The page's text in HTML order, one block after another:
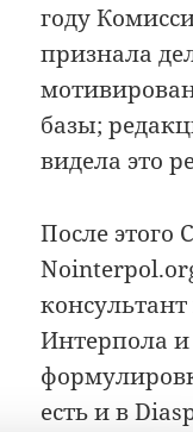
году
признала
базы;
видела это
После этого
Интерпола
есть и в